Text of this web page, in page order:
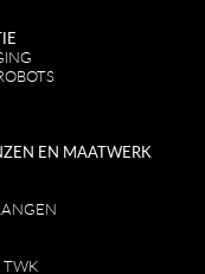
EN MAATWERK
TWK